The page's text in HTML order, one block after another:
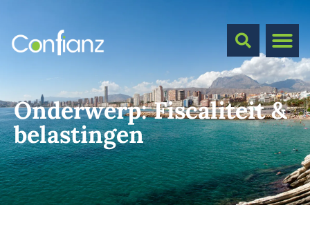
Onderwerp:Fiscaliteit &
belastingen